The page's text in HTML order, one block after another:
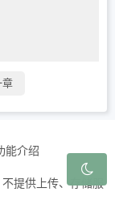
章
能介绍
提供上传、存储服